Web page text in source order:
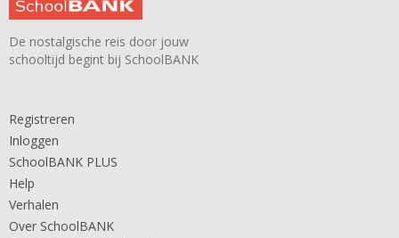
De nostalgische reis door jouw
schooltijd begint bij SchoolBANK
Registreren
Inloggen
SchoolBANK PLUS
Help
Verhalen
Over SchoolBANK